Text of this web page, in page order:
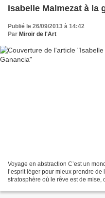
Isabelle Malmezat à la
Publié le 26/09/2013 à 14:42
Par Miroir de l'Art
Voyage en abstraction C’est un
l’esprit léger pour mieux prendre
stratosphère où le rêve est de mise,